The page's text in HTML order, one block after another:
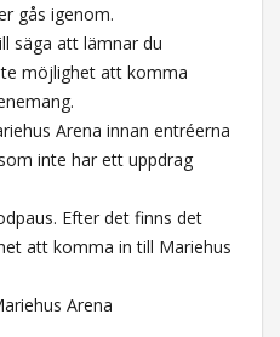
gås igenom.
säga att lämnar du
möjlighet att komma
Arena innan entréerna
inte har ett uppdrag
Efter det finns det
att komma in till Mariehus
Arena